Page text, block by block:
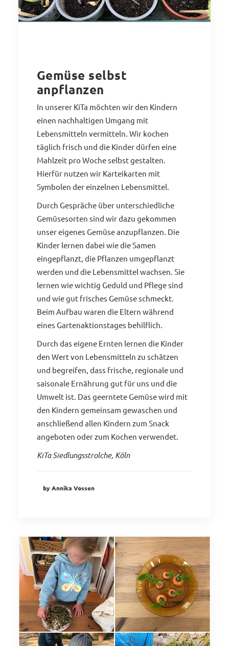
Gemüse selbst
anpflanzen
In unserer KiTa möchten wir den Kindern
einen nachhaltigen Umgang mit
Lebensmitteln vermitteln. Wir kochen
täglich frisch und die Kinder dürfen eine
Mahlzeit pro Woche selbst gestalten.
Hierfür nutzen wir Karteikarten mit
Symbolen der einzelnen Lebensmittel.
Durch Gespräche über unterschiedliche
Gemüsesorten sind wir dazu gekommen
unser eigenes Gemüse anzupflanzen. Die
Kinder lernen dabei wie die Samen
eingepflanzt, die Pflanzen umgepflanzt
werden und die Lebensmittel wachsen. Sie
lernen wie wichtig Geduld und Pflege sind
und wie gut frisches Gemüse schmeckt.
Beim Aufbau waren die Eltern während
eines Gartenaktionstages behilflich.
Durch das eigene Ernten lernen die Kinder
den Wert von Lebensmitteln zu schätzen
und begreifen, dass frische, regionale und
saisonale Ernährung gut für uns und die
Umwelt ist. Das geerntete Gemüse wird mit
den Kindern gemeinsam gewaschen und
anschließend allen Kindern zum Snack
angeboten oder zum Kochen verwendet.
KiTa Siedlungsstrolche, Köln
by Annika Vossen